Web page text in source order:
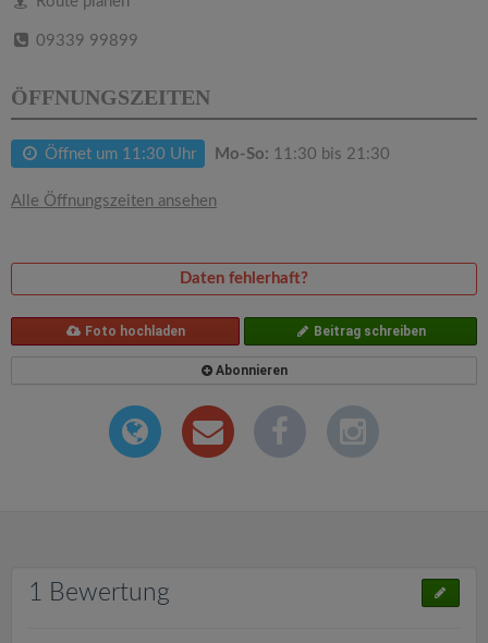
09339 99899
ÖFFNUNGSZEITEN
Öffnet um 11:30 Uhr Mo-So: 11:30 bis 21:30
Alle Öffnungszeiten ansehen
Daten fehlerhaft?
Foto hochladen Beitrag schreiben
Abonnieren
1 Bewertung
g
a
t